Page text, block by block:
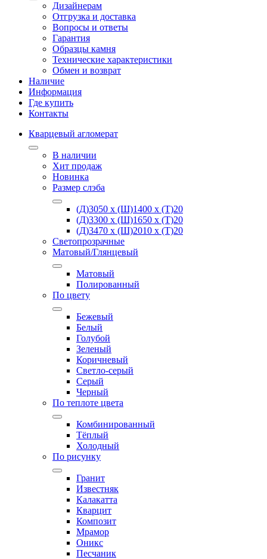
Дизайнерам
Отгрузка и доставка
Вопросы и ответы
Гарантия
Образцы камня
Технические характеристики
Обмен и возврат
Наличие
Информация
Где купить
Контакты
Кварцевый агломерат
В наличии
Хит продаж
Новинка
Размер слэба
(Д)3050 х (Ш)1400 х (Т)20
(Д)3300 х (Ш)1650 х (Т)20
(Д)3470 х (Ш)2010 х (Т)20
Светопрозрачные
Матовый/Глянцевый
Матовый
Полированный
По цвету
Бежевый
Белый
Голубой
Зеленый
Коричневый
Светло-серый
Серый
Черный
По теплоте цвета
Комбинированный
Тёплый
Холодный
По рисунку
Гранит
Известняк
Калакатта
Кварцит
Композит
Мрамор
Оникс
Песчаник